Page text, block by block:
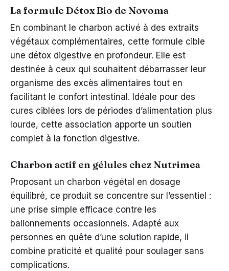
La formule Détox Bio de Novoma
En combinant le charbon activé à des extraits
végétaux complémentaires, cette formule cible
une détox digestive en profondeur. Elle est
destinée à ceux qui souhaitent débarrasser leur
organisme des excès alimentaires tout en
facilitant le confort intestinal. Idéale pour des
cures ciblées lors de périodes d’alimentation plus
lourde, cette association apporte un soutien
complet à la fonction digestive.
Charbon actif en gélules chez Nutrimea
Proposant un charbon végétal en dosage
équilibré, ce produit se concentre sur l’essentiel :
une prise simple efficace contre les
ballonnements occasionnels. Adapté aux
personnes en quête d’une solution rapide, il
combine praticité et qualité pour soulager sans
complications.